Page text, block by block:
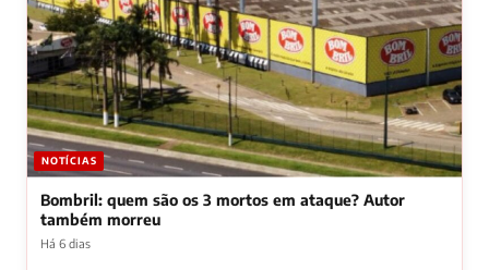
NOTÍCIAS
Bombril: quem são os 3 mortos em ataque? Autor
também morreu
Há 6 dias